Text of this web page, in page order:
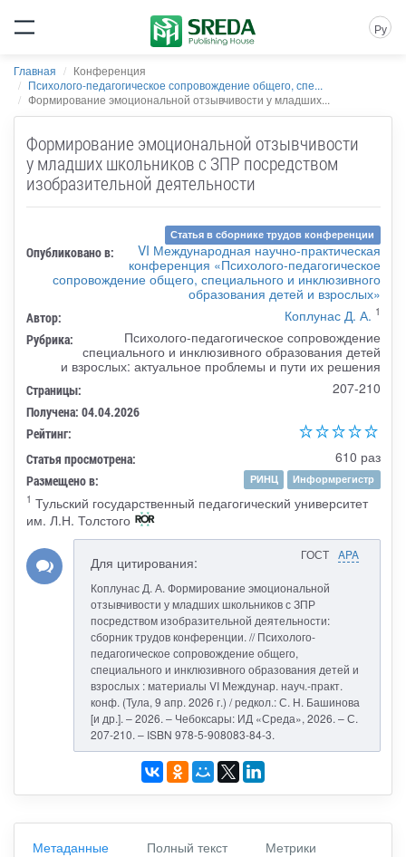
Ру
Главная
Конференция
Психолого-педагогическое сопровождение общего, спе...
Формирование эмоциональной отзывчивости у младших...
Формирование эмоциональной отзывчивости
у младших школьников с ЗПР посредством
изобразительной деятельности
Статья в сборнике трудов конференции
Опубликовано в:
VI Международная научно-практическая
конференция «Психолого-педагогическое
сопровождение общего, специального и инклюзивного
образования детей и взрослых»
Автор: Коплунас Д. А. 1
Рубрика:
Психолого-педагогическое сопровождение
специального и инклюзивного образования детей
и взрослых: актуальное проблемы и пути их решения
Страницы: 207-210
Получена: 04.04.2026
Рейтинг:
Статья просмотрена:
610 раз
Размещено в: РИНЦ
Информрегистр
1 Тульский государственный педагогический университет
им. Л.Н. Толстого
ГОСТ APA
Для цитирования:
Коплунас Д. А. Формирование эмоциональной
отзывчивости у младших школьников с ЗПР
посредством изобразительной деятельности:
сборник трудов конференции. // Психолого-
педагогическое сопровождение общего,
специального и инклюзивного образования детей и
взрослых : материалы VI Междунар. науч.-практ.
конф. (Тула, 9 апр. 2026 г.) / редкол.: С. Н. Башинова
[и др.]. – 2026. – Чебоксары: ИД «Среда», 2026. – С.
207-210. – ISBN 978-5-908083-84-3.
Метаданные Полный текст Метрики